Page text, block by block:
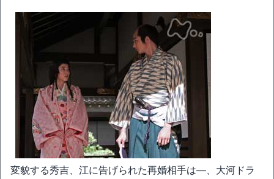
変貌する秀吉、江に告げられた再婚相手は―、大河ドラ